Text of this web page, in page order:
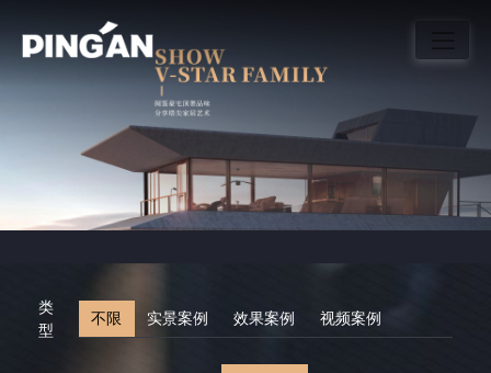
类
型
不限 实景案例 效果案例 视频案例